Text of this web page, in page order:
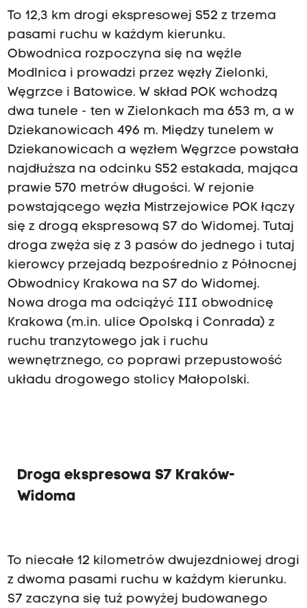
To 12,3 km drogi ekspresowej S52 z trzema
pasami ruchu w każdym kierunku.
Obwodnica rozpoczyna się na węźle
Modlnica i prowadzi przez węzły Zielonki,
Węgrzce i Batowice. W skład POK wchodzą
dwa tunele - ten w Zielonkach ma 653 m, a w
Dziekanowicach 496 m. Między tunelem w
Dziekanowicach a węzłem Węgrzce powstała
najdłuższa na odcinku S52 estakada, mająca
prawie 570 metrów długości. W rejonie
powstającego węzła Mistrzejowice POK łączy
się z drogą ekspresową S7 do Widomej. Tutaj
droga zwęża się z 3 pasów do jednego i tutaj
kierowcy przejadą bezpośrednio z Północnej
Obwodnicy Krakowa na S7 do Widomej.
Nowa droga ma odciążyć III obwodnicę
Krakowa (m.in. ulice Opolską i Conrada) z
ruchu tranzytowego jak i ruchu
wewnętrznego, co poprawi przepustowość
układu drogowego stolicy Małopolski.
Droga ekspresowa S7 Kraków-
Widoma
To niecałe 12 kilometrów dwujezdniowej drogi
z dwoma pasami ruchu w każdym kierunku.
S7 zaczyna się tuż powyżej budowanego